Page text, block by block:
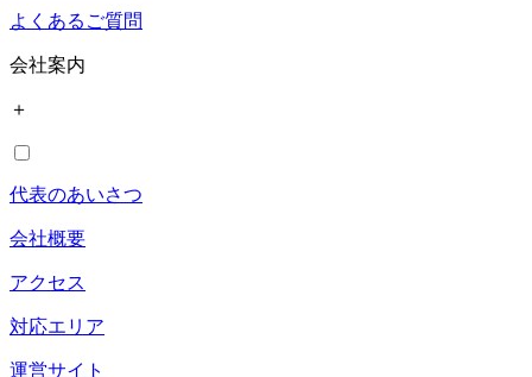
よくあるご質問
会社案内
＋
代表のあいさつ
会社概要
アクセス
対応エリア
運営サイト